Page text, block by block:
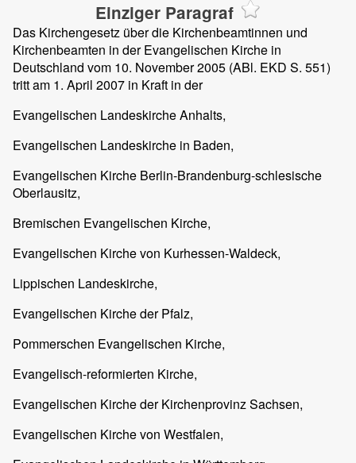
Einziger Paragraf
Das Kirchengesetz über die Kirchenbeamtinnen und
Kirchenbeamten in der Evangelischen Kirche in
Deutschland vom 10. November 2005 (ABl. EKD S. 551)
tritt am 1. April 2007 in Kraft in der
Evangelischen Landeskirche Anhalts,
Evangelischen Landeskirche in Baden,
Evangelischen Kirche Berlin-Brandenburg-schlesische
Oberlausitz,
Bremischen Evangelischen Kirche,
Evangelischen Kirche von Kurhessen-Waldeck,
Lippischen Landeskirche,
Evangelischen Kirche der Pfalz,
Pommerschen Evangelischen Kirche,
Evangelisch-reformierten Kirche,
Evangelischen Kirche der Kirchenprovinz Sachsen,
Evangelischen Kirche von Westfalen,